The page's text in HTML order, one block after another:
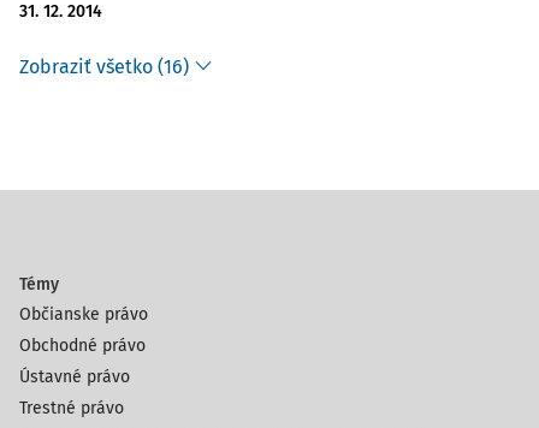
31. 12. 2014
Zobraziť všetko (16)
Témy
Občianske právo
Obchodné právo
Ústavné právo
Trestné právo